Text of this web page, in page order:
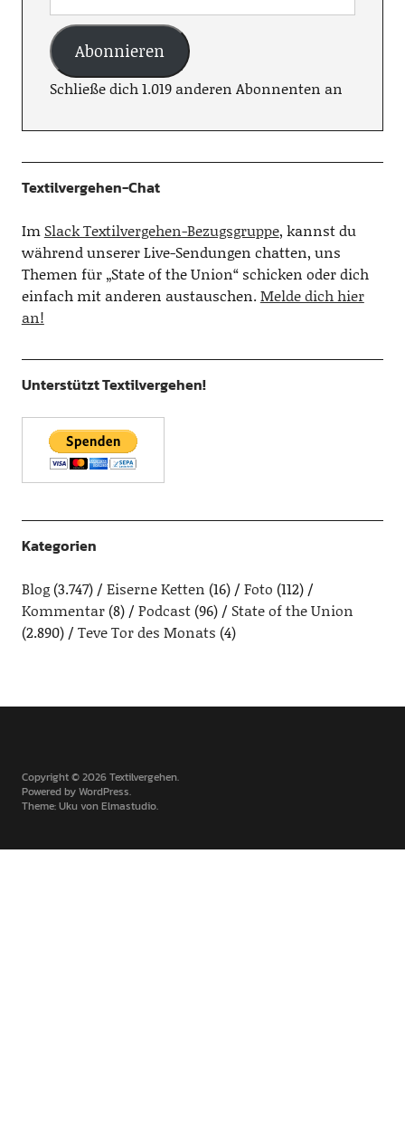
Abonnieren
Schließe dich 1.019 anderen Abonnenten an
Textilvergehen-Chat
Im Slack Textilvergehen-Bezugsgruppe, kannst du
während unserer Live-Sendungen chatten, uns
Themen für „State of the Union“ schicken oder dich
einfach mit anderen austauschen.Melde dich hier
an!
Unterstützt Textilvergehen!
Kategorien
Blog(3.747) Eiserne Ketten (16) Foto (112)
Kommentar(8) Podcast(96)
State of the Union
(2.890)
Teve Tor des Monats (4)
Copyright © 2026 Textilvergehen
Powered byWordPress
Theme: Uku vonElmastudio